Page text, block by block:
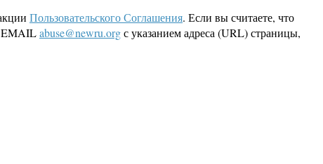
Пользовательского Соглашения. Если вы считаете, что
EMAILabuse@newru.orgс указанием адреса (URL) страницы,